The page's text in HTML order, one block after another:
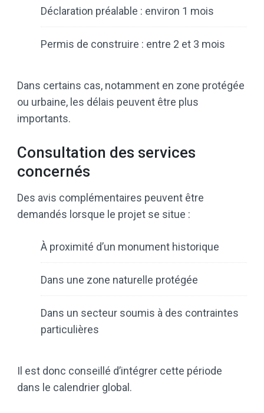
Déclaration préalable : environ 1 mois
Permis de construire : entre 2 et 3 mois
Dans certains cas, notamment en zone protégée
ou urbaine, les délais peuvent être plus
importants.
Consultation des services
concernés
Des avis complémentaires peuvent être
demandés lorsque le projet se situe :
À proximité d’un monument historique
Dans une zone naturelle protégée
Dans un secteur soumis à des contraintes
particulières
Il est donc conseillé d’intégrer cette période
dans le calendrier global.